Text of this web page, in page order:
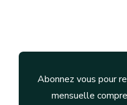
Abonnez vous pour
mensuelle